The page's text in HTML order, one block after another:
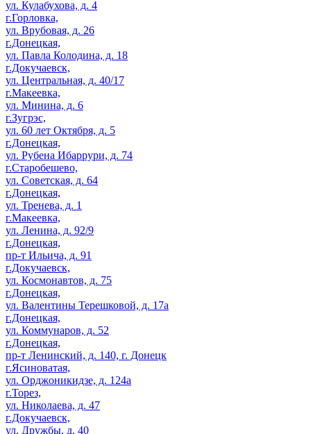
ул. Кулабухова, д. 4
г.Горловка,
ул. Врубовая, д. 26
г.Донецкая,
ул. Павла Колодина, д. 18
г.Докучаевск,
ул. Центральная, д. 40/17
г.Макеевка,
ул. Минина, д. 6
г.Зугрэс,
ул. 60 лет Октября, д. 5
г.Донецкая,
ул. Рубена Ибаррури, д. 74
г.Старобешево,
ул. Советская, д. 64
г.Донецкая,
ул. Тренева, д. 1
г.Макеевка,
ул. Ленина, д. 92/9
г.Донецкая,
пр-т Ильича, д. 91
г.Докучаевск,
ул. Космонавтов, д. 75
г.Донецкая,
ул. Валентины Терешковой, д. 17а
г.Донецкая,
ул. Коммунаров, д. 52
г.Донецкая,
пр-т Ленинский, д. 140, г. Донецк
г.Ясиноватая,
ул. Орджоникидзе, д. 124а
г.Торез,
ул. Николаева, д. 47
г.Докучаевск,
ул. Дружбы, д. 40